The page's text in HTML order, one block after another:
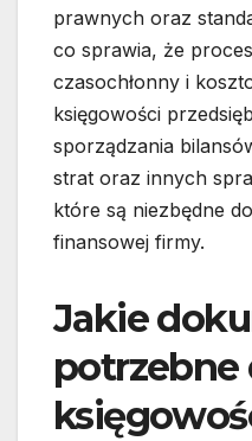
prawnych oraz
co sprawia, że
czasochłonny i
księgowości
sporządzania
strat oraz innych
które są niezbędne
finansowej firmy.
Jakie
potrzebne